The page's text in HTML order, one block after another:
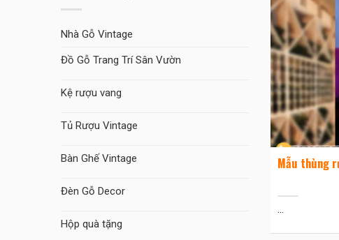
Nhà Gỗ Vintage
Đồ Gỗ Trang Trí Sân Vườn
Kệ rượu vang
Tủ Rượu Vintage
Bàn Ghế Vintage
Đèn Gỗ Decor
Hộp quà tặng
Mẫu thùng
...